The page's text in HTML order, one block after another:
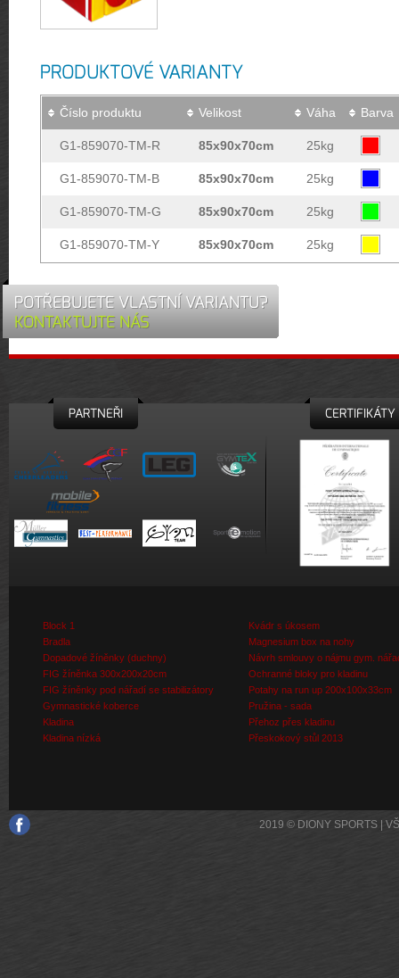
PRODUKTOVÉ VARIANTY
Číslo produktu Velikost Váha Barva
G1-859070-TM-R 85x90x70cm 25kg
G1-859070-TM-B 85x90x70cm 25kg
G1-859070-TM-G 85x90x70cm 25kg
G1-859070-TM-Y 85x90x70cm 25kg
POTŘEBUJETE VLASTNÍ VARIANTU?
KONTAKTUJTE NÁS
PARTNEŘI CERTIFIKÁTY
Block 1
Bradla
Dopadové žíněnky (duchny)
FIG žíněnka 300x200x20cm
FIG žíněnky pod nářadí se stabilizátory
Gymnastické koberce
Kladina
Kladina nízká
Kvádr s úkosem
Magnesium box na nohy
Návrh smlouvy o nájmu gym.
Ochranné bloky pro kladinu
Potahy na run up 200x100x33cm
Pružina - sada
Přehoz přes kladinu
Přeskokový stůl 2013
2019 © DIONY SPORTS |